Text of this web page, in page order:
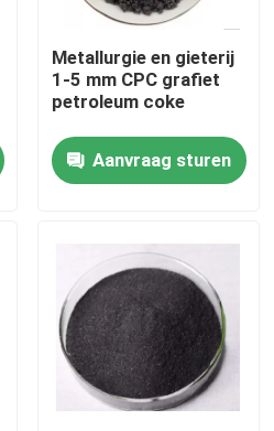
Metallurgie en gieterij
1-5 mm CPC grafiet
petroleum coke
Aanvraag sturen